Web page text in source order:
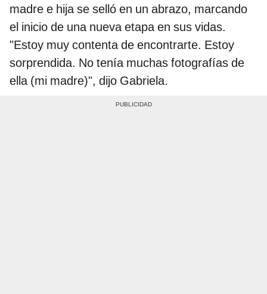
madre e hija se selló en un abrazo, marcando
el inicio de una nueva etapa en sus vidas.
"Estoy muy contenta de encontrarte. Estoy
sorprendida. No tenía muchas fotografías de
ella (mi madre)", dijo Gabriela.